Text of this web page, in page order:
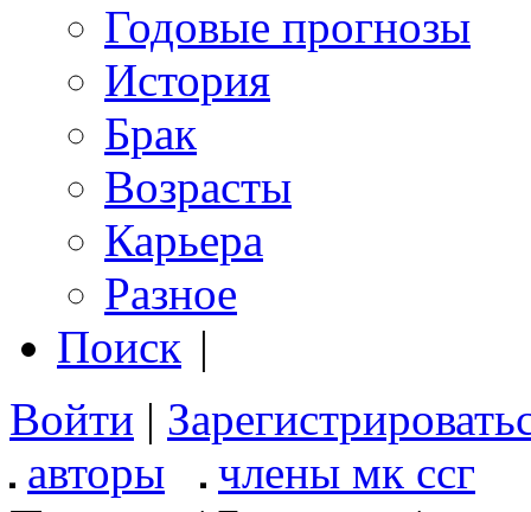
Годовые прогнозы
История
Брак
Возрасты
Карьера
Разное
Поиск |
Войти |
авторы
члены мк ссг